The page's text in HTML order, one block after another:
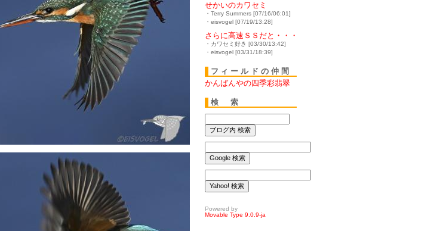
せかいのカワセミ
・Terry Summers [07/16/06:01]
・eisvogel [07/19/13:28]
さらに高速ＳＳだと・・・
・カワセミ好き [03/30/13:42]
・eisvogel [03/31/18:39]
フィールドの仲間
かんばんやの四季彩翡翠
検 索
Powered by
Movable Type 9.0.9-ja